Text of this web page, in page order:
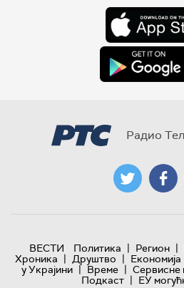
Радио
ВЕСТИ Политика | Регион |
Хроника | Друштво | Економија
у Украјини | Време | Сервисне
Подкаст | ЕУ